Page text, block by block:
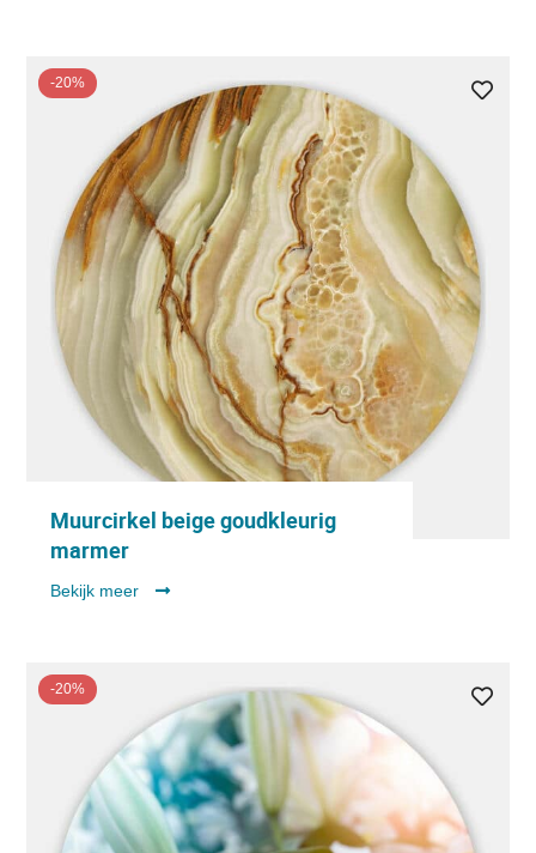
-20%
Muurcirkel beige goudkleurig
marmer
Bekijk meer
-20%